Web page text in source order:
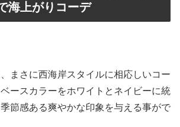
海上がりコーデ
まさに西海岸スタイルに相応しいコー
ースカラーをホワイトとネイビーに統
節感ある爽やかな印象を与える事がで